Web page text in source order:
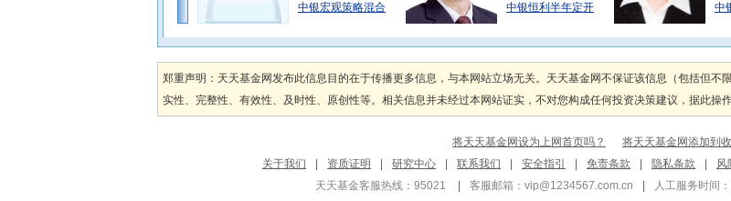
中银宏观策略混合
中银恒利半年定开
中
范静
管理基金
中银活期宝货币A
中银薪钱包货币
陈玮
管理基金
中银添利债券发起
中银添利债券发起
赵
管
中
中
管理基金
管理基金
管
郑重声明：天天基金网发布此信息目的在于传播更多信息，与本网站立场无关。天天基金网不保证该信息（包括但
实性、完整性、有效性、及时性、原创性等。相关信息并未经过本网站证实，不对您构成任何投资决策建议，据此操
将天天基金网设为上网首页吗？
将天天基金网添加到
关于我们
资质证明 研究中心 联系我们 安全指引 免责条款 隐私条款 风
天天基金客服热线：95021
客服邮箱： vip@1234567.com.cn 人工服务时间